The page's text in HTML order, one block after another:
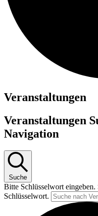
Veranstaltungen
Veranstaltungen
Navigation
Suche
Bitte Schlüsselwort eingeben.
Schlüsselwort.